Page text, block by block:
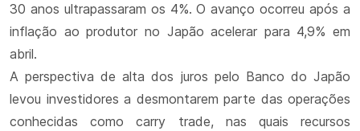
30 anos ultrapassaram os 4%. O avanço ocorreu após a
inflação ao produtor no Japão acelerar para 4,9% em
abril.
A perspectiva de alta dos juros pelo Banco do Japão
levou investidores a desmontarem parte das operações
conhecidas como carry trade, nas quais recursos